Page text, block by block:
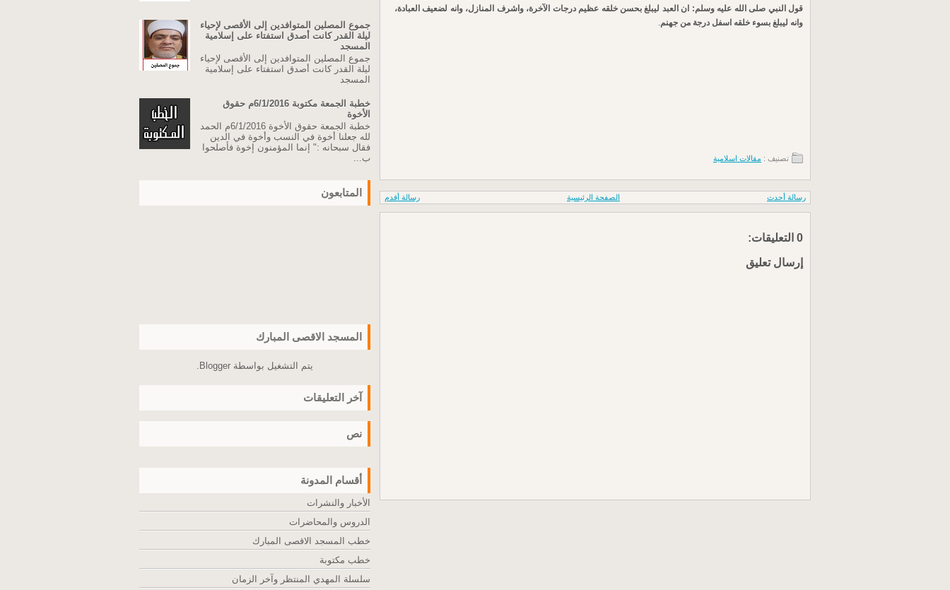
قول النبي صلى الله عليه وسلم: ان العبد ليبلغ بحسن خلقه عظيم درجات الآخرة، واشرف المنازل، وانه لضعيف العبادة،
وانه ليبلغ بسوء خلقه اسفل درجة من جهنم.
تصنيف : مقالات اسلامية
رسالة أحدث رسالة أقدم الصفحة الرئيسية
0 التعليقات:
إرسال تعليق
جموع المصلين المتوافدين إلى الأقصى لإحياء
ليلة القدر كانت أصدق استفتاء على إسلامية
المسجد
جموع المصلين المتوافدين إلى الأقصى لإحياء
ليلة القدر كانت أصدق استفتاء على إسلامية
المسجد
خطبة الجمعة مكتوبة 6/1/2016م حقوق
الأخوة
خطبة الجمعة حقوق الأخوة 6/1/2016م الحمد
لله جعلنا أخوة في النسب وأخوة في الدين
فقال سبحانه :" إنما المؤمنون إخوة فأصلحوا
ب...
المتابعون
المسجد الاقصى المبارك
يتم التشغيل بواسطة Blogger
.
آخر التعليقات
نص
أقسام المدونة
الأخبار والنشرات
الدروس والمحاضرات
خطب المسجد الاقصى المبارك
خطب مكتوبة
سلسلة المهدي المنتظر وآخر الزمان